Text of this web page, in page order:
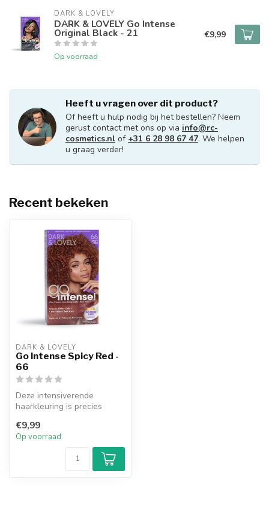
DARK & LOVELY
DARK & LOVELY Go Intense
Original Black - 21
Op voorraad
€9,99
Heeft u vragen over dit product?
Of heeft u hulp nodig bij het bestellen? Neem
gerust contact met ons op via info@rc-
cosmetics.nl of +31 6 28 98 67 47. We helpen
u graag verder!
Recent bekeken
DARK & LOVELY
Go Intense Spicy Red -
66
Deze intensiverende
haarkleuring is precies
met de nat...
€9,99
Op voorraad